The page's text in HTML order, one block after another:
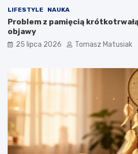
LIFESTYLE NAUKA
Problem z pamięcią
objawy
25 lipca 2026 Tomasz Matusiak